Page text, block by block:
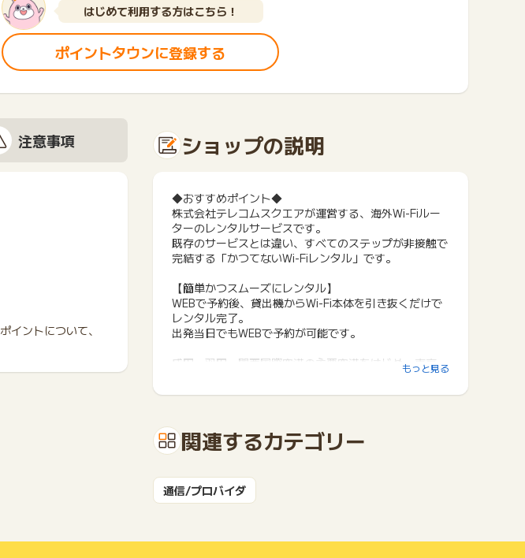
はじめて利用する方はこちら！
ポイントタウンに登録する
注意事項
イントについて、
ショップの説明
◆おすすめポイント◆
株式会社テレコムスクエアが運営する、海外Wi-Fiルー
ターのレンタルサービスです。
既存のサービスとは違い、すべてのステップが非接触で
完結する「かつてないWi-Fiレンタル」です。
【簡単かつスムーズにレンタル】
WEBで予約後、貸出機からWi-Fi本体を引き抜くだけで
レンタル完了。
出発当日でもWEBで予約が可能です。
成田・羽田・関西国際空港の主要空港をはじめ、東京
設置箇所は30施設を超えております。
【業界最多級！無制限プランが充実】
ております。
データ容量は1日あたり無制限/1GB/500MBからお選び
【圧倒的にリーズナブルなレンタル料金】
もっと見る
関連するカテゴリー
通信/プロバイダ